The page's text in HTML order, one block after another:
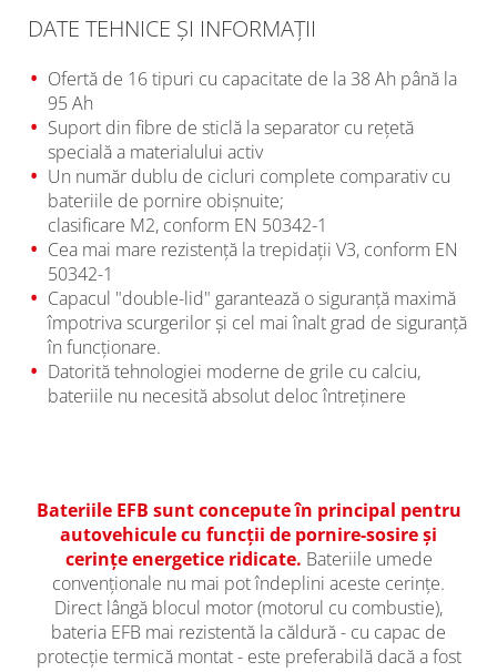
DATE TEHNICE ŞI INFORMAŢII
Ofertă de 16 tipuri cu capacitate de la 38 Ah până la
95 Ah
Suport din fibre de sticlă la separator cu reţetă
specială a materialului activ
Un număr dublu de cicluri complete comparativ cu
bateriile de pornire obişnuite;
clasificare M2, conform EN 50342-1
Cea mai mare rezistenţă la trepidaţii V3, conform EN
50342-1
Capacul "double-lid" garantează o siguranţă maximă
împotriva scurgerilor şi cel mai înalt grad de siguranţă
în funcţionare.
Datorită tehnologiei moderne de grile cu calciu,
bateriile nu necesită absolut deloc întreţinere
Bateriile EFB sunt concepute în principal pentru
autovehicule cu funcții de pornire-sosire și
cerințe energetice ridicate. Bateriile umede
convenționale nu mai pot îndeplini aceste cerințe.
Direct lângă blocul motor (motorul cu combustie),
bateria EFB mai rezistentă la căldură - cu capac de
protecție termică montat - este preferabilă dacă a fost